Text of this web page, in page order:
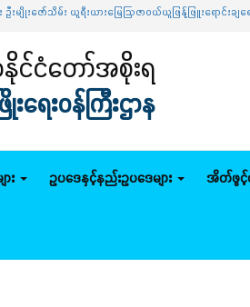
မ်း ယူရီးယားမြေဩဇာဝယ်ယူဖြန့်ဖြူးရောင်းချရေး ဦးဆေ
နိုင်ငံတော်အစိုးရ
ရေးဝန်ကြီးဌာန
း ဥပဒေနှင့်နည်းဥပဒေများ အိတ်ဖွင့်တ